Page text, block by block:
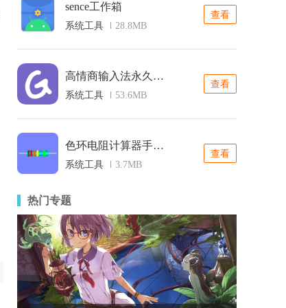
sence工作箱
系统工具 28.8MB
查看
高情商输入法永久免费版
系统工具 53.6MB
查看
色环电阻计算器手机版
系统工具 3.7MB
查看
热门专题